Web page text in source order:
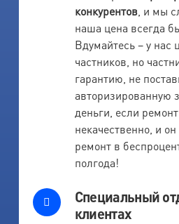
конкурентов, и мы
наша цена всегда
Вдумайтесь – у нас
частников, но
гарантию, не
авторизированную
деньги, если
некачественно, и
ремонт в
полгода!
Специальный
клиентах